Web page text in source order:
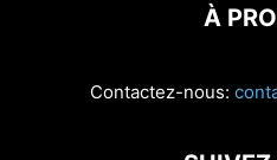
À
Contactez-nous: